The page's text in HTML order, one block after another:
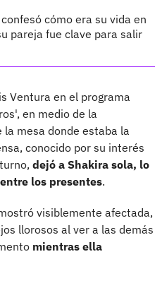
cómo era su vida en
pareja fue clave para salir
Ventura en el programa
en medio de la
mesa donde estaba la
conocido por su interés
dejó a Shakira sola, lo
los presentes.
visiblemente afectada,
llorosos al ver a las demás
mientras ella